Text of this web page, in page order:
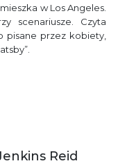
w Los Angeles.
scenariusze. Czyta
pisane przez kobiety,
Reid